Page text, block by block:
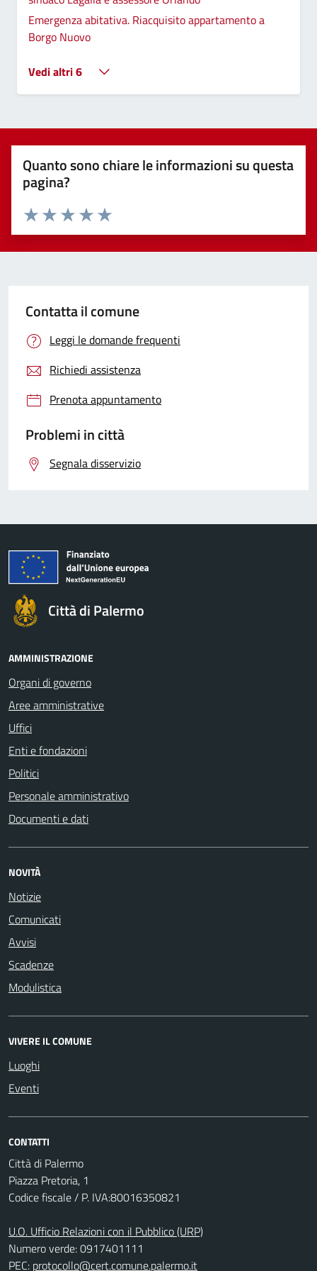
Emergenza abitativa. Riacquisito appartamento a
Borgo Nuovo
Vedi altri 6
Quanto sono chiare le informazioni su questa
pagina?
Valuta 5 stelle su 5
Valuta 4 stelle su 5
Valuta 3 stelle su 5
Valuta 2 stelle su 5
Valuta 1 stelle su 5
Contatta il comune
Leggi le domande frequenti
Richiedi assistenza
Prenota appuntamento
Problemi in città
Segnala disservizio
Città di Palermo
AMMINISTRAZIONE
Organi di governo
Aree amministrative
Uffici
Enti e fondazioni
Politici
Personale amministrativo
Documenti e dati
NOVITÀ
Notizie
Comunicati
Avvisi
Scadenze
Modulistica
VIVERE IL COMUNE
Luoghi
Eventi
CONTATTI
Città di Palermo
Piazza Pretoria, 1
Codice fiscale / P. IVA:80016350821
U.O. Ufficio Relazioni con il Pubblico (URP)
Numero verde: 0917401111
PEC: protocollo@cert.comune.palermo.it